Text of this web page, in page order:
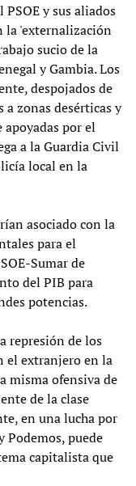
y sus aliados
la 'externalización
sucio de la
y Gambia. Los
despojados de
a zonas desérticas y
por el
a la Guardia Civil
local en la
asociado con la
para el
Sumar de
del PIB para
potencias.
represión de los
el extranjero en la
misma ofensiva de
de la clase
en una lucha por
Podemos, puede
capitalista que